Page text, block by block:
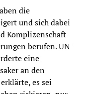
die
und sich dabei
Komplizenschaft
berufen. UN-
eine
an den
es sei